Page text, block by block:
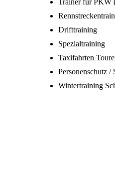
Trainer für PKW
Drifttraining
Spezialtraining
Taxifahrten
Personenschutz /
Wintertraining